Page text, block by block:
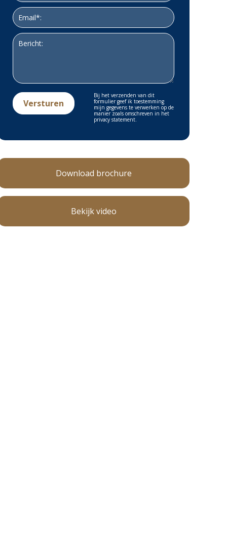
Bij het verzenden van dit
formulier geef ik toestemming
mijn gegevens te verwerken op de
manier zoals omschreven in het
privacy statement.
Download brochure
Bekijk video